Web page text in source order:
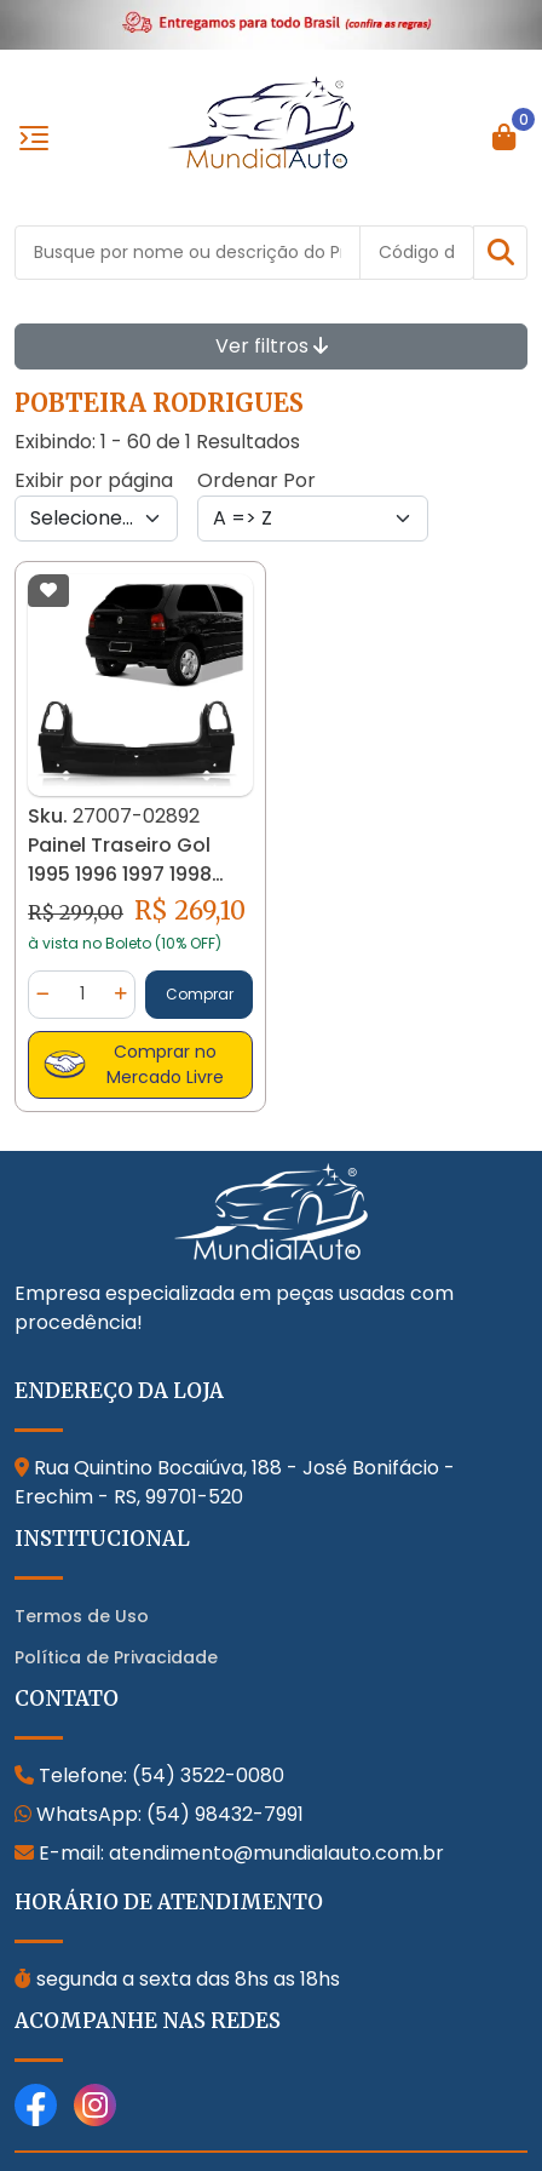
0
Ver filtros
POBTEIRA RODRIGUES
Exibindo: 1 - 60 de 1 Resultados
Exibir por página
Ordenar Por
Sku. 27007-02892
Painel Traseiro Gol
1995 1996 1997 1998
1999
R$ 299,00 R$ 269,10
à vista no Boleto (10% OFF)
Diminuir Quantidade
Quantidade
Adicionar Quantidade
Comprar
Comprar no
Mercado Livre
Empresa especializada em peças usadas com
procedência!
ENDEREÇO DA LOJA
Rua Quintino Bocaiúva, 188 - José Bonifácio -
Erechim - RS,99701-520
INSTITUCIONAL
Termos de Uso
Política de Privacidade
CONTATO
Telefone: (54) 3522-0080
WhatsApp: (54) 98432-7991
E-mail: atendimento@mundialauto.com.br
HORÁRIO DE ATENDIMENTO
segunda a sexta das 8hs as 18hs
ACOMPANHE NAS REDES